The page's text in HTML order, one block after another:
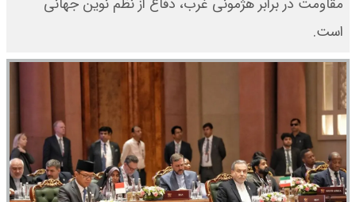
قیمت محصولات ایران خودرو امروز
چند؟+ جدول
مقاومت در برابر هژمونی غرب، دفاع از نظم نوین جهانی
است.